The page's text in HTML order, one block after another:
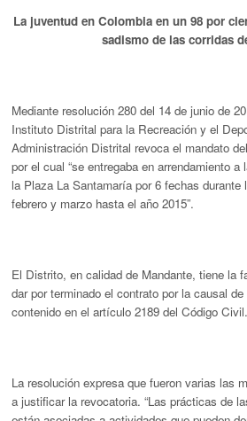
La juventud en Colombia en un 98 por
sadismo de las corridas
Mediante resolución 280 del 14 de junio de
Instituto Distrital para la Recreación y el
Administración Distrital revoca el mandato
por el cual “se entregaba en arrendamiento a
la Plaza La Santamaría por 6 fechas durante
febrero y marzo hasta el año 2015”.
El Distrito, en calidad de Mandante, tiene la
dar por terminado el contrato por la causal
contenido en el artículo 2189 del Código Civil.
La resolución expresa que fueron varias las
a justificar la revocatoria. “Las prácticas de